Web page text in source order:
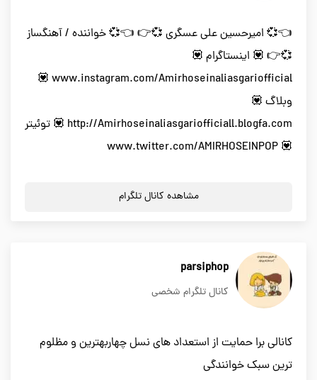
👈💞 امیرحسین علی عسگری 💞👉 👈💞 خواننده / آهنگساز
💞👉 💟 اینستاگرام 💟
www.instagram.com/Amirhoseinaliasgariofficial 💟
وبلاگ 💟
http://Amirhoseinaliasgariofficiall.blogfa.com 💟 توئیتر
💟 www.twitter.com/AMIRHOSEINPOP
مشاهده کانال تلگرام
parsiphop
کانال تلگرام شخصی
کانالی برا حمایت از استعداد های نسل چهاربهترین و مظلوم
ترین سبک خوانندگی